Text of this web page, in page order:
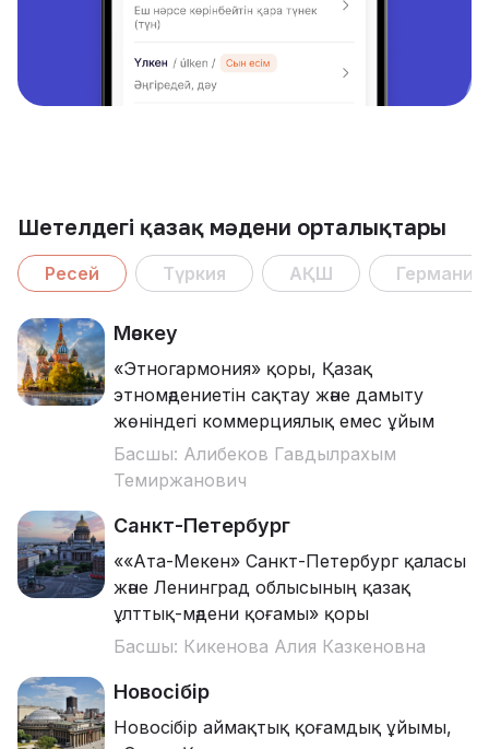
Шетелдегі қазақ мәдени орталықтары
Ресей Түркия АҚШ Германия
Мәскеу
«Этногармония» қоры, Қазақ
этномәдениетін сақтау және дамыту
жөніндегі коммерциялық емес ұйым
Басшы: Алибеков Гавдылрахым
Темиржанович
Санкт-Петербург
««Ата-Мекен» Санкт-Петербург қаласы
және Ленинград облысының қазақ
ұлттық-мәдени қоғамы» қоры
Басшы: Кикенова Алия Казкеновна
Новосібір
Новосібір аймақтық қоғамдық ұйымы,